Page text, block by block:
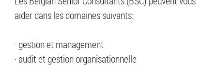
aider dans les domaines suivants:
· gestion et management
· audit et gestion organisationnelle